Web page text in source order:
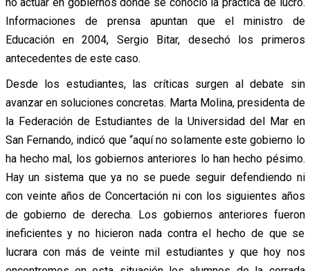
Informaciones de prensa apuntan que el ministro de
Educación en 2004, Sergio Bitar, desechó los primeros
antecedentes de este caso.
Desde los estudiantes, las críticas surgen al debate sin
avanzar en soluciones concretas. Marta Molina, presidenta de
la Federación de Estudiantes de la Universidad del Mar en
San Fernando, indicó que “aquí no solamente este gobierno lo
ha hecho mal, los gobiernos anteriores lo han hecho pésimo.
Hay un sistema que ya no se puede seguir defendiendo ni
con veinte años de Concertación ni con los siguientes años
de gobierno de derecha. Los gobiernos anteriores fueron
ineficientes y no hicieron nada contra el hecho de que se
lucrara con más de veinte mil estudiantes y que hoy nos